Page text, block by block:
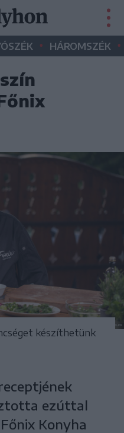
• HÁROMSZÉK •
készíthetünk
ezúttal
Konyha